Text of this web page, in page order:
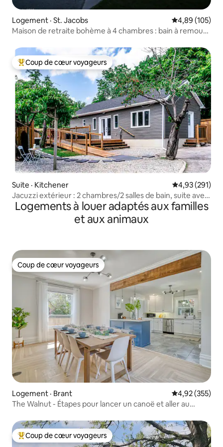
Logement · St. Jacobs Note
4,89 (105)
Maison de retraite bohème à 4 chambres : bain à remous,
Coup de cœur voyageurs parmi les plus aimés
Coup de cœur voyageurs
Suite · Kitchener Note
4,93 (291)
Jacuzzi extérieur : 2 chambres/2 salles de bain, suite avec
jardin, DTK
Logements à louer adaptés aux familles
et aux animaux
Coup de cœur voyageurs
Coup de cœur voyageurs
Logement · Brant Note
4,92 (355)
The Walnut - Étapes pour lancer un canoë et aller au
Coup de cœur voyageurs parmi les plus aimés
Coup de cœur voyageurs